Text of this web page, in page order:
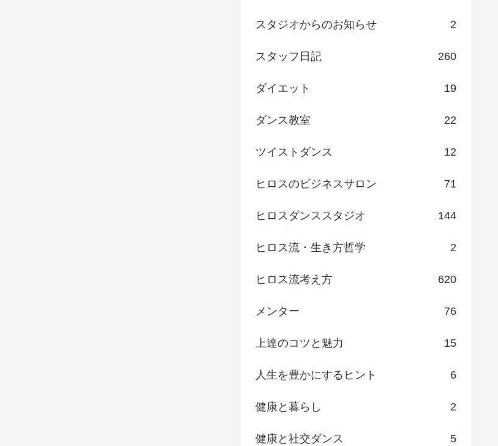
スタジオからのお知らせ 2
スタッフ日記 260
ダイエット 19
ダンス教室 22
ツイストダンス 12
ヒロスのビジネスサロン 71
ヒロスダンススタジオ 144
ヒロス流・生き方哲学 2
ヒロス流考え方 620
メンター 76
上達のコツと魅力 15
人生を豊かにするヒント 6
健康と暮らし 2
健康と社交ダンス 5